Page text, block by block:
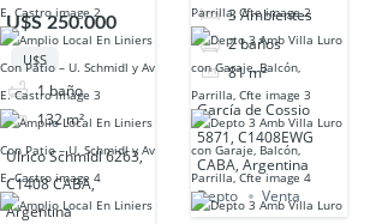
Liniers Con
Patio – U.
Schmidl y Av E.
Castro
U$S 250.000
U$S
1baño
132 m²
Ulrico Schmidl 6263,
C1408 CABA,
Argentina
Villa Luro con
Garaje, Balcón,
Parrilla, Cfte
3 Ambientes
2baños
81 m²
García de Cossio
5871, C1408EWG
CABA, Argentina
Depto
Venta